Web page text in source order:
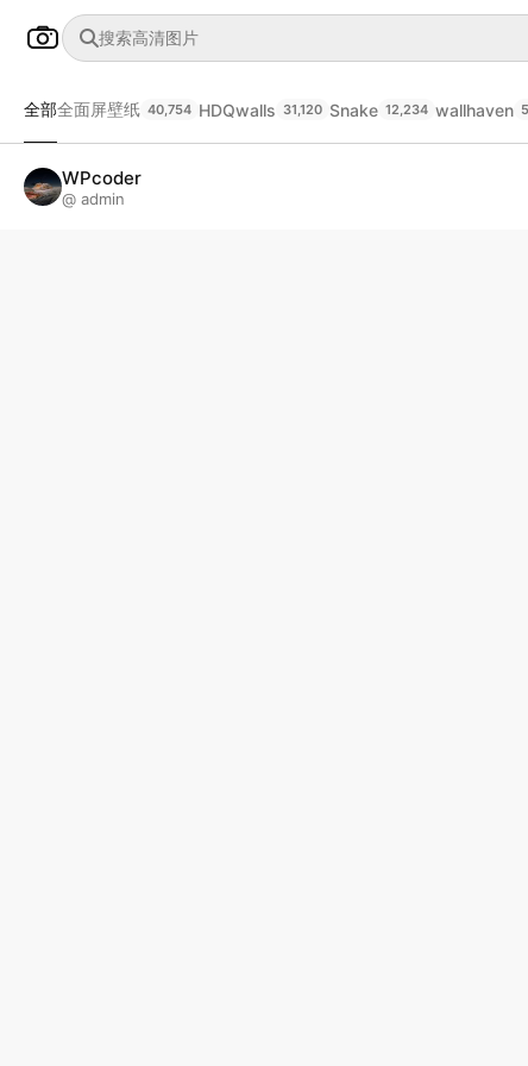
全部全面屏壁纸 40,754 HDQwalls 31,120 Snake 12,234 wallhaven
WPcoder
@ admin